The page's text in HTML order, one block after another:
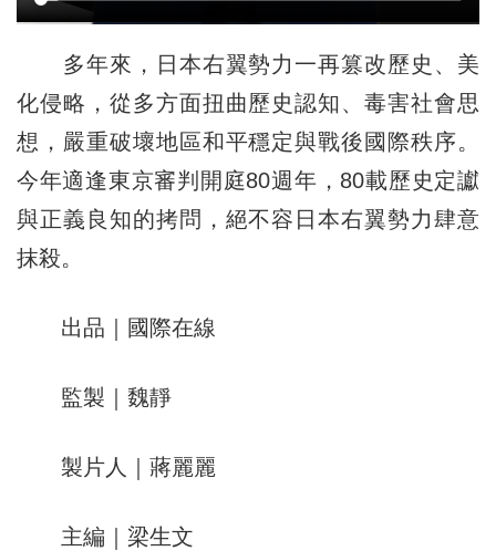
多年來，日本右翼勢力一再篡改歷史、美
化侵略，從多方面扭曲歷史認知、毒害社會思
想，嚴重破壞地區和平穩定與戰後國際秩序。
今年適逢東京審判開庭80週年，80載歷史定讞
與正義良知的拷問，絕不容日本右翼勢力肆意
抹殺。
出品｜國際在線
監製｜魏靜
製片人｜蔣麗麗
主編｜梁生文